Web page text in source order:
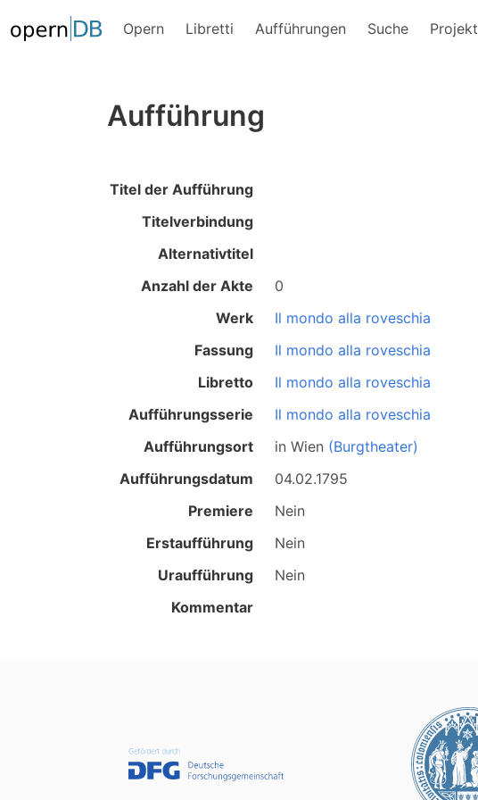
Opern Libretti Aufführungen Suche Projekt
Aufführung
Titel der Aufführung
Titelverbindung
Alternativtitel
Anzahl der Akte
0
Werk
Il mondo alla roveschia
Fassung
Il mondo alla roveschia
Libretto
Il mondo alla roveschia
Aufführungsserie
Il mondo alla roveschia
Aufführungsort
in Wien (Burgtheater)
Aufführungsdatum
04.02.1795
Premiere
Nein
Erstaufführung
Nein
Uraufführung
Nein
Kommentar